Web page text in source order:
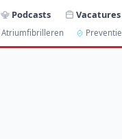
Podcasts Vacatures
Atriumfibrilleren Preventie